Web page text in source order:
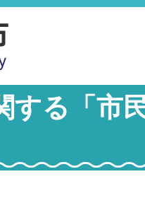
する「市